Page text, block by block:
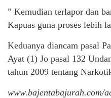
” Kemudian terlapor dan
Kapuas guna proses lebih
Keduanya diancam pasal
Ayat (1) Jo pasal 132
tahun 2009 tentang
www.bajentabajurah.com/